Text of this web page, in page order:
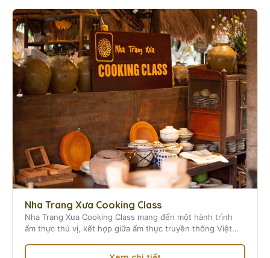
Nha Trang Xưa Cooking Class
Nha Trang Xưa Cooking Class mang đến một hành trình
ẩm thực thú vị, kết hợp giữa ẩm thực truyền thống Việt